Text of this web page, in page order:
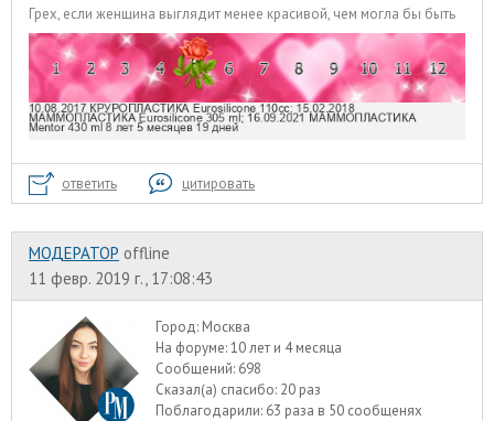
Грех, если женщина выглядит менее красивой, чем могла бы быть
ответить цитировать
МОДЕРАТОР offline
11 февр. 2019 г., 17:08:43
Город: Москва
На форуме:10 лет и 4 месяца
Сообщений: 698
Сказал(а) спасибо: 20 раз
Поблагодарили: 63 раза в 50 сообщенях